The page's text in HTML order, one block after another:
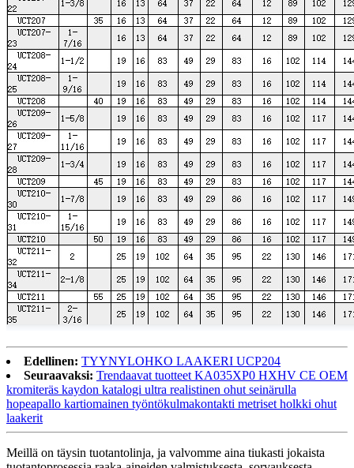
Edellinen: TYYNYLOHKO LAAKERI UCP204
Seuraavaksi: Trendaavat tuotteet KA035XP0 HXHV CE OEM
kromiteräs kaydon katalogi ultra realistinen ohut seinärulla
hopeapallo kartiomainen työntökulmakontakti metriset holkki ohut
laakerit
Meillä on täysin tuotantolinja, ja valvomme aina tiukasti jokaista